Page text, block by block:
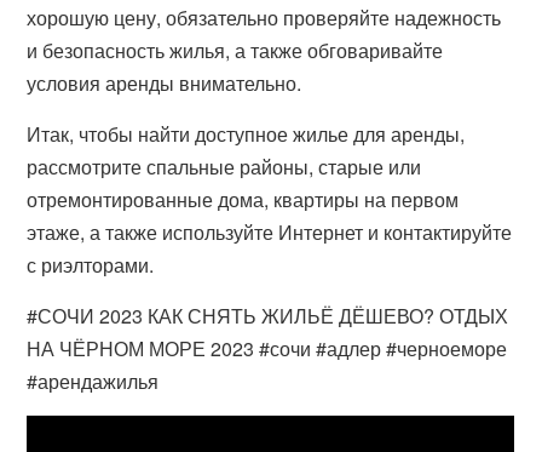
хорошую цену, обязательно проверяйте надежность
и безопасность жилья, а также обговаривайте
условия аренды внимательно.
Итак, чтобы найти доступное жилье для аренды,
рассмотрите спальные районы, старые или
отремонтированные дома, квартиры на первом
этаже, а также используйте Интернет и контактируйте
с риэлторами.
#СОЧИ 2023 КАК СНЯТЬ ЖИЛЬЁ ДЁШЕВО? ОТДЫХ
НА ЧЁРНОМ МОРЕ 2023 #сочи #адлер #черноеморе
#арендажилья